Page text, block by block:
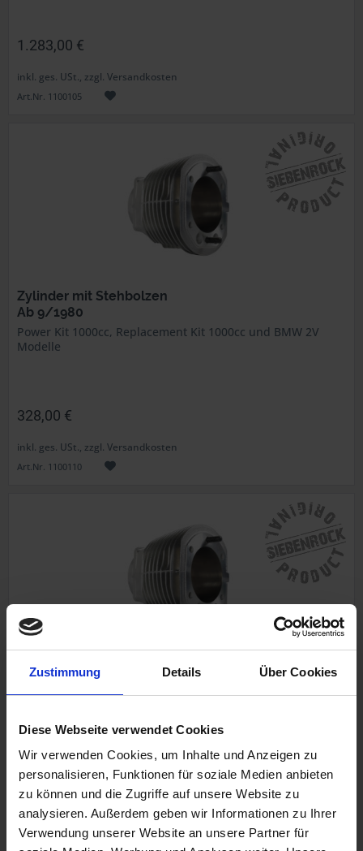
Zustimmung Details Über Cookies
Diese Webseite verwendet Cookies
Wir verwenden Cookies, um Inhalte und Anzeigen zu
personalisieren, Funktionen für soziale Medien anbieten
zu können und die Zugriffe auf unsere Website zu
analysieren. Außerdem geben wir Informationen zu Ihrer
Verwendung unserer Website an unsere Partner für
1.283,00 €
inkl. ges. USt., zzgl. Versandkosten
Art.Nr. 1100105
Zylinder mit Stehbolzen
Ab 9/1980
Power Kit 1000cc, Replacement Kit 1000cc und BMW 2V
Modelle
328,00 €
inkl. ges. USt., zzgl. Versandkosten
Art.Nr. 1100110
Zylinder mit Stehbolzen
Ab 750cc bis 9/1980
349,00 €
inkl. ges. USt., zzgl. Versandkosten
Art.Nr. 1100111